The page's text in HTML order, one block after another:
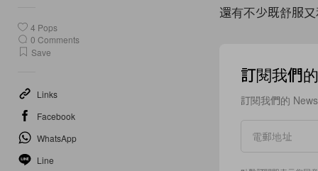
4 Pops
0 Comments
Save
Links
Facebook
WhatsApp
Line
還有不少既舒服
訂閱我們
訂閱我們的